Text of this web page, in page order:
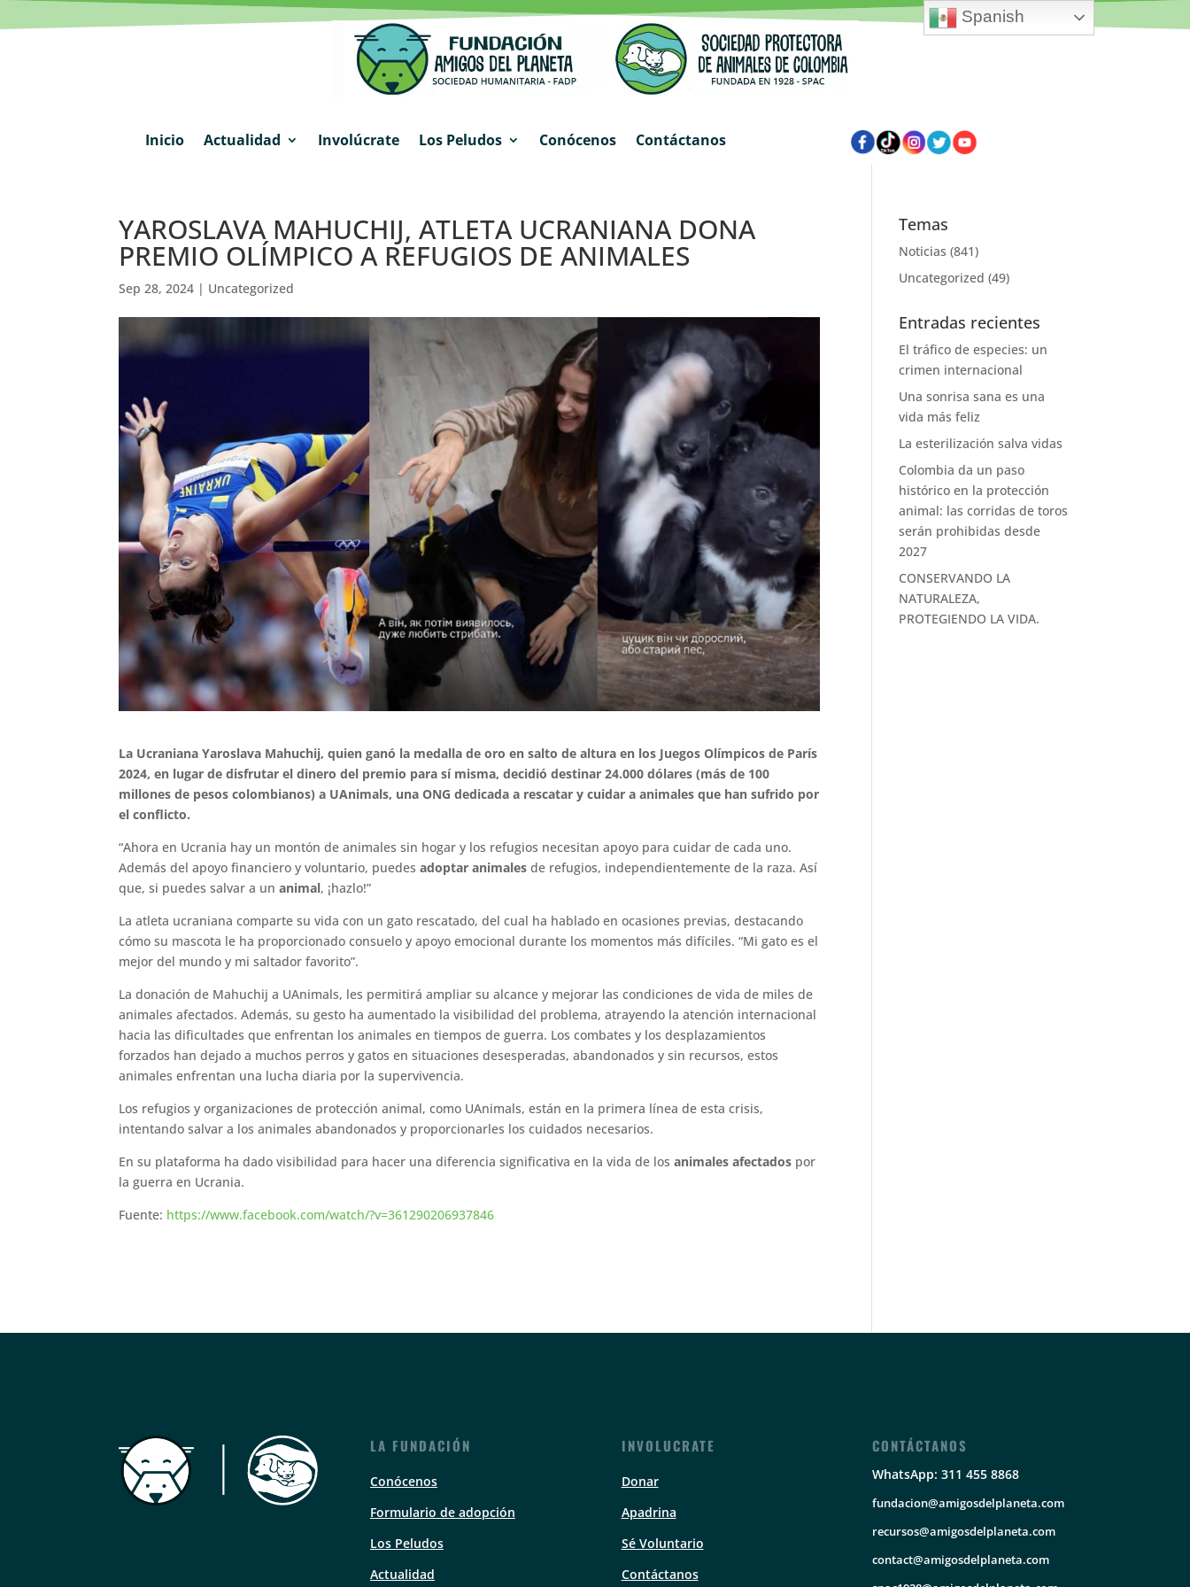
Inicio Actualidad Involúcrate Los Peludos Conócenos Contáctanos
YAROSLAVA MAHUCHIJ, ATLETA UCRANIANA DONA
PREMIO OLÍMPICO A REFUGIOS DE ANIMALES
Sep 28, 2024 | Uncategorized
La Ucraniana Yaroslava Mahuchij, quien ganó la medalla de oro en salto de altura en los Juegos Olímpicos de París
2024, en lugar de disfrutar el dinero del premio para sí misma, decidió destinar 24.000 dólares (más de 100
millones de pesos colombianos) a UAnimals, una ONG dedicada a rescatar y cuidar a animales que han sufrido por
el conflicto.
“Ahora en Ucrania hay un montón de animales sin hogar y los refugios necesitan apoyo para cuidar de cada uno.
Además del apoyo financiero y voluntario, puedesadoptar animalesde refugios, independientemente de la raza. Así
que, si puedes salvar a un animal, ¡hazlo!”
La atleta ucraniana comparte su vida con un gato rescatado, del cual ha hablado en ocasiones previas, destacando
cómo su mascota le ha proporcionado consuelo y apoyo emocional durante los momentos más difíciles. “Mi gato es el
mejor del mundo y mi saltador favorito”.
La donación de Mahuchij a UAnimals, les permitirá ampliar su alcance y mejorar las condiciones de vida de miles de
animales afectados. Además, su gesto ha aumentado la visibilidad del problema, atrayendo la atención internacional
hacia las dificultades que enfrentan los animales en tiempos de guerra. Los combates y los desplazamientos
forzados han dejado a muchos perros y gatos en situaciones desesperadas, abandonados y sin recursos, estos
animales enfrentan una lucha diaria por la supervivencia.
Los refugios y organizaciones de protección animal, como UAnimals, están en la primera línea de esta crisis,
intentando salvar a los animales abandonados y proporcionarles los cuidados necesarios.
En su plataforma ha dado visibilidad para hacer una diferencia significativa en la vida de losanimales afectados por
la guerra en Ucrania.
Fuente: https://www.facebook.com/watch/?v=361290206937846
Temas
Noticias (841)
Uncategorized (49)
Entradas recientes
El tráfico de especies: un
crimen internacional
Una sonrisa sana es una
vida más feliz
La esterilización salva vidas
Colombia da un paso
histórico en la protección
animal: las corridas de toros
serán prohibidas desde
2027
CONSERVANDO LA
NATURALEZA,
PROTEGIENDO LA VIDA.
LA FUNDACIÓN
Conócenos
Formulario de adopción
Los Peludos
Actualidad
INVOLUCRATE
Donar
Apadrina
Sé Voluntario
Contáctanos
CONTÁCTANOS
WhatsApp: 311 455 8868
fundacion@amigosdelplaneta.com
recursos@amigosdelplaneta.com
contact@amigosdelplaneta.com
Spanish